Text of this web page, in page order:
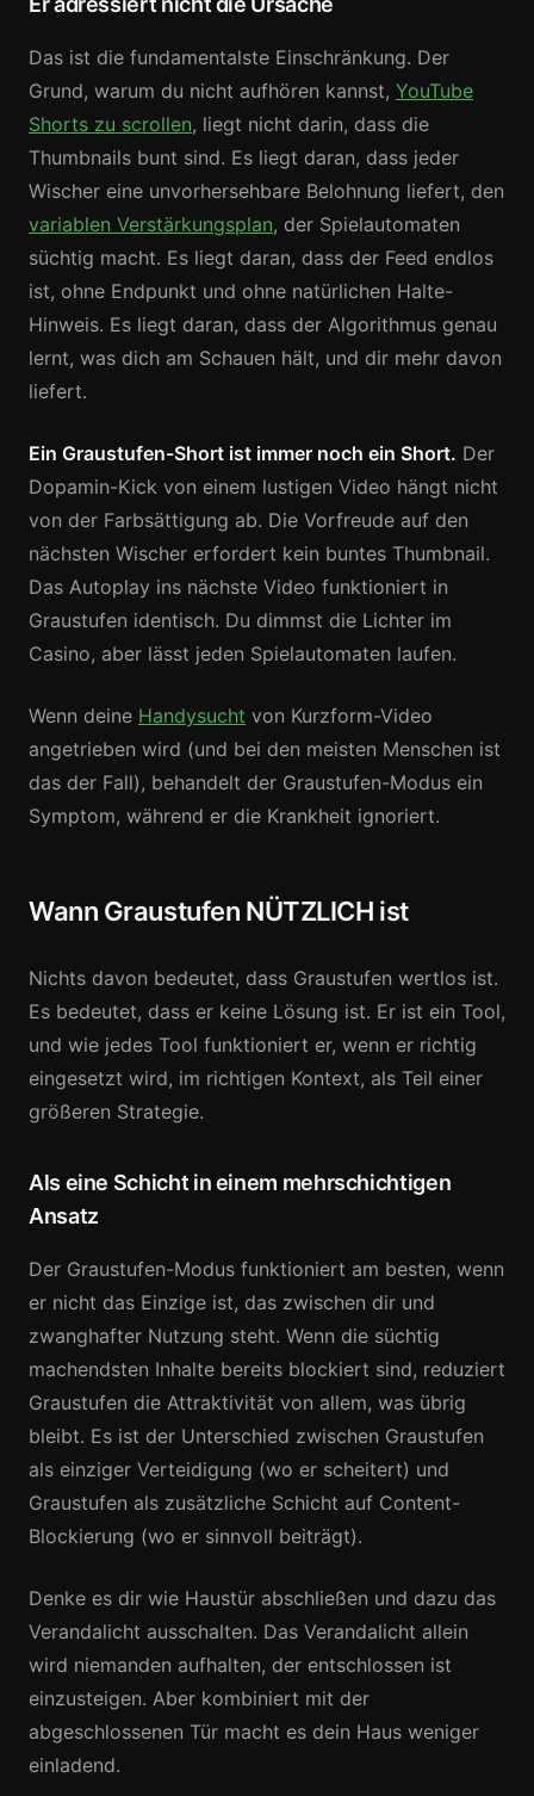
Das ist die fundamentalste Einschränkung. Der
Grund, warum du nicht aufhören kannst, YouTube
Shorts zu scrollen, liegt nicht darin, dass die
Thumbnails bunt sind. Es liegt daran, dass jeder
Wischer eine unvorhersehbare Belohnung liefert, den
variablen Verstärkungsplan, der Spielautomaten
süchtig macht. Es liegt daran, dass der Feed endlos
ist, ohne Endpunkt und ohne natürlichen Halte-
Hinweis. Es liegt daran, dass der Algorithmus genau
lernt, was dich am Schauen hält, und dir mehr davon
liefert.
Ein Graustufen-Short ist immer noch ein Short. Der
Dopamin-Kick von einem lustigen Video hängt nicht
von der Farbsättigung ab. Die Vorfreude auf den
nächsten Wischer erfordert kein buntes Thumbnail.
Das Autoplay ins nächste Video funktioniert in
Graustufen identisch. Du dimmst die Lichter im
Casino, aber lässt jeden Spielautomaten laufen.
Wenn deine Handysucht von Kurzform-Video
angetrieben wird (und bei den meisten Menschen ist
das der Fall), behandelt der Graustufen-Modus ein
Symptom, während er die Krankheit ignoriert.
Wann Graustufen NÜTZLICH ist
Nichts davon bedeutet, dass Graustufen wertlos ist.
Es bedeutet, dass er keine Lösung ist. Er ist ein Tool,
und wie jedes Tool funktioniert er, wenn er richtig
eingesetzt wird, im richtigen Kontext, als Teil einer
größeren Strategie.
Als eine Schicht in einem mehrschichtigen
Ansatz
Der Graustufen-Modus funktioniert am besten, wenn
er nicht das Einzige ist, das zwischen dir und
zwanghafter Nutzung steht. Wenn die süchtig
machendsten Inhalte bereits blockiert sind, reduziert
Graustufen die Attraktivität von allem, was übrig
bleibt. Es ist der Unterschied zwischen Graustufen
als einziger Verteidigung (wo er scheitert) und
Graustufen als zusätzliche Schicht auf Content-
Blockierung (wo er sinnvoll beiträgt).
Denke es dir wie Haustür abschließen und dazu das
Verandalicht ausschalten. Das Verandalicht allein
wird niemanden aufhalten, der entschlossen ist
einzusteigen. Aber kombiniert mit der
abgeschlossenen Tür macht es dein Haus weniger
einladend.